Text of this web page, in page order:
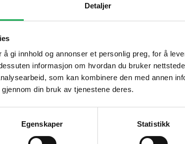
Detaljer
gi innhold og annonser et personlig preg, for å
informasjon om hvordan du bruker
som kan kombinere den med annen
din bruk av tjenestene deres.
Egenskaper Statistikk